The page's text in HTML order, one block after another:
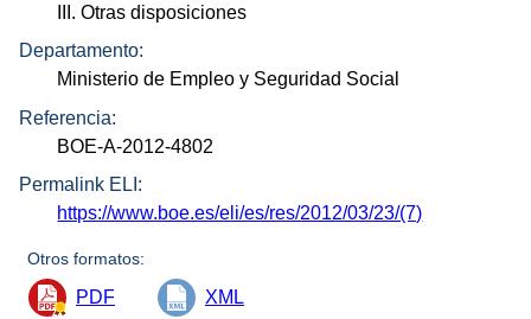
III. Otras disposiciones
Departamento:
Ministerio de Empleo y Seguridad Social
Referencia:
BOE-A-2012-4802
Permalink ELI:
https://www.boe.es/eli/es/res/2012/03/23/(7)
Otros formatos:
PDF XML